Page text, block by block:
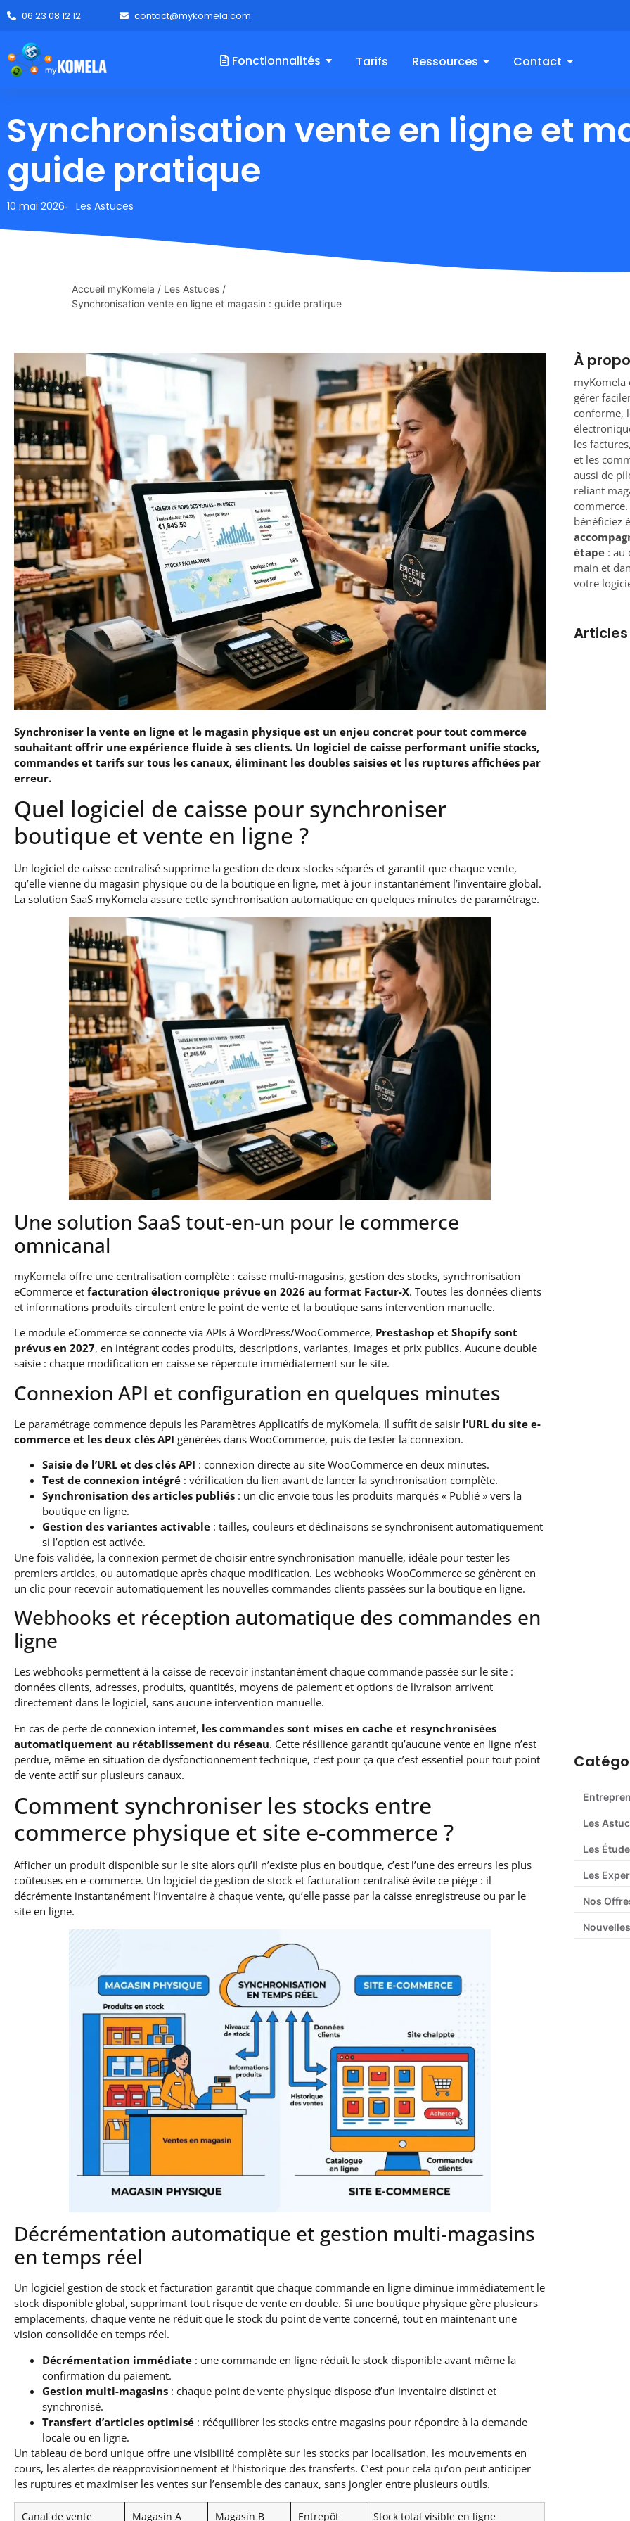
06 23 08 12 12 contact@mykomela.com
Fonctionnalités Tarifs Ressources Contact
Synchronisation vente en ligne et
guide pratique
10 mai 2026- Les Astuces
Accueil myKomela / Les Astuces /
Synchronisation vente en ligne et magasin : guide pratique
Synchroniser la vente en ligne et le magasin physique est un enjeu concret pour tout commerce
souhaitant offrir une expérience fluide à ses clients. Un logiciel de caisse performant unifie stocks,
commandes et tarifs sur tous les canaux, éliminant les doubles saisies et les ruptures affichées par
erreur.
Quel logiciel de caisse pour synchroniser
boutique et vente en ligne ?
Un logiciel de caisse centralisé supprime la gestion de deux stocks séparés et garantit que chaque vente,
qu’elle vienne du magasin physique ou de la boutique en ligne, met à jour instantanément l’inventaire global.
La solution SaaS myKomela assure cette synchronisation automatique en quelques minutes de paramétrage.
Une solution SaaS tout-en-un pour le commerce
omnicanal
myKomela offre une centralisation complète : caisse multi-magasins, gestion des stocks, synchronisation
eCommerce et facturation électronique prévue en 2026 au format Factur-X. Toutes les données clients
et informations produits circulent entre le point de vente et la boutique sans intervention manuelle.
Le module eCommerce se connecte via APIs à WordPress/WooCommerce, Prestashop et Shopify sont
prévus en 2027, en intégrant codes produits, descriptions, variantes, images et prix publics. Aucune double
saisie : chaque modification en caisse se répercute immédiatement sur le site.
Connexion API et configuration en quelques minutes
Le paramétrage commence depuis les Paramètres Applicatifs de myKomela. Il suffit de saisir l’URL du site e-
commerce et les deux clés API générées dans WooCommerce, puis de tester la connexion.
Saisie de l’URL et des clés API : connexion directe au site WooCommerce en deux minutes.
Test de connexion intégré : vérification du lien avant de lancer la synchronisation complète.
Synchronisation des articles publiés : un clic envoie tous les produits marqués « Publié » vers la
boutique en ligne.
Gestion des variantes activable : tailles, couleurs et déclinaisons se synchronisent automatiquement
si l’option est activée.
Une fois validée, la connexion permet de choisir entre synchronisation manuelle, idéale pour tester les
premiers articles, ou automatique après chaque modification. Les webhooks WooCommerce se génèrent en
un clic pour recevoir automatiquement les nouvelles commandes clients passées sur la boutique en ligne.
Webhooks et réception automatique des commandes en
ligne
Les webhooks permettent à la caisse de recevoir instantanément chaque commande passée sur le site :
données clients, adresses, produits, quantités, moyens de paiement et options de livraison arrivent
directement dans le logiciel, sans aucune intervention manuelle.
En cas de perte de connexion internet, les commandes sont mises en cache et resynchronisées
automatiquement au rétablissement du réseau. Cette résilience garantit qu’aucune vente en ligne n’est
perdue, même en situation de dysfonctionnement technique, c’est pour ça que c’est essentiel pour tout point
de vente actif sur plusieurs canaux.
Comment synchroniser les stocks entre
commerce physique et site e-commerce ?
Afficher un produit disponible sur le site alors qu’il n’existe plus en boutique, c’est l’une des erreurs les plus
coûteuses en e-commerce. Un logiciel de gestion de stock et facturation centralisé évite ce piège : il
décrémente instantanément l’inventaire à chaque vente, qu’elle passe par la caisse enregistreuse ou par le
site en ligne.
Décrémentation automatique et gestion multi-magasins
en temps réel
Un logiciel gestion de stock et facturation garantit que chaque commande en ligne diminue immédiatement le
stock disponible global, supprimant tout risque de vente en double. Si une boutique physique gère plusieurs
emplacements, chaque vente ne réduit que le stock du point de vente concerné, tout en maintenant une
vision consolidée en temps réel.
Décrémentation immédiate : une commande en ligne réduit le stock disponible avant même la
confirmation du paiement.
Gestion multi-magasins : chaque point de vente physique dispose d’un inventaire distinct et
synchronisé.
Transfert d’articles optimisé : rééquilibrer les stocks entre magasins pour répondre à la demande
locale ou en ligne.
Un tableau de bord unique offre une visibilité complète sur les stocks par localisation, les mouvements en
cours, les alertes de réapprovisionnement et l’historique des transferts. C’est pour cela qu’on peut anticiper
les ruptures et maximiser les ventes sur l’ensemble des canaux, sans jongler entre plusieurs outils.
Canal de vente Magasin A Magasin B Entrepôt Stock total visible en ligne
À
myKomela
gérer
conforme,
les
et les
aussi de
reliant
bénéficiez
étape: au
main et
votre
Les
Les
Les
Nos